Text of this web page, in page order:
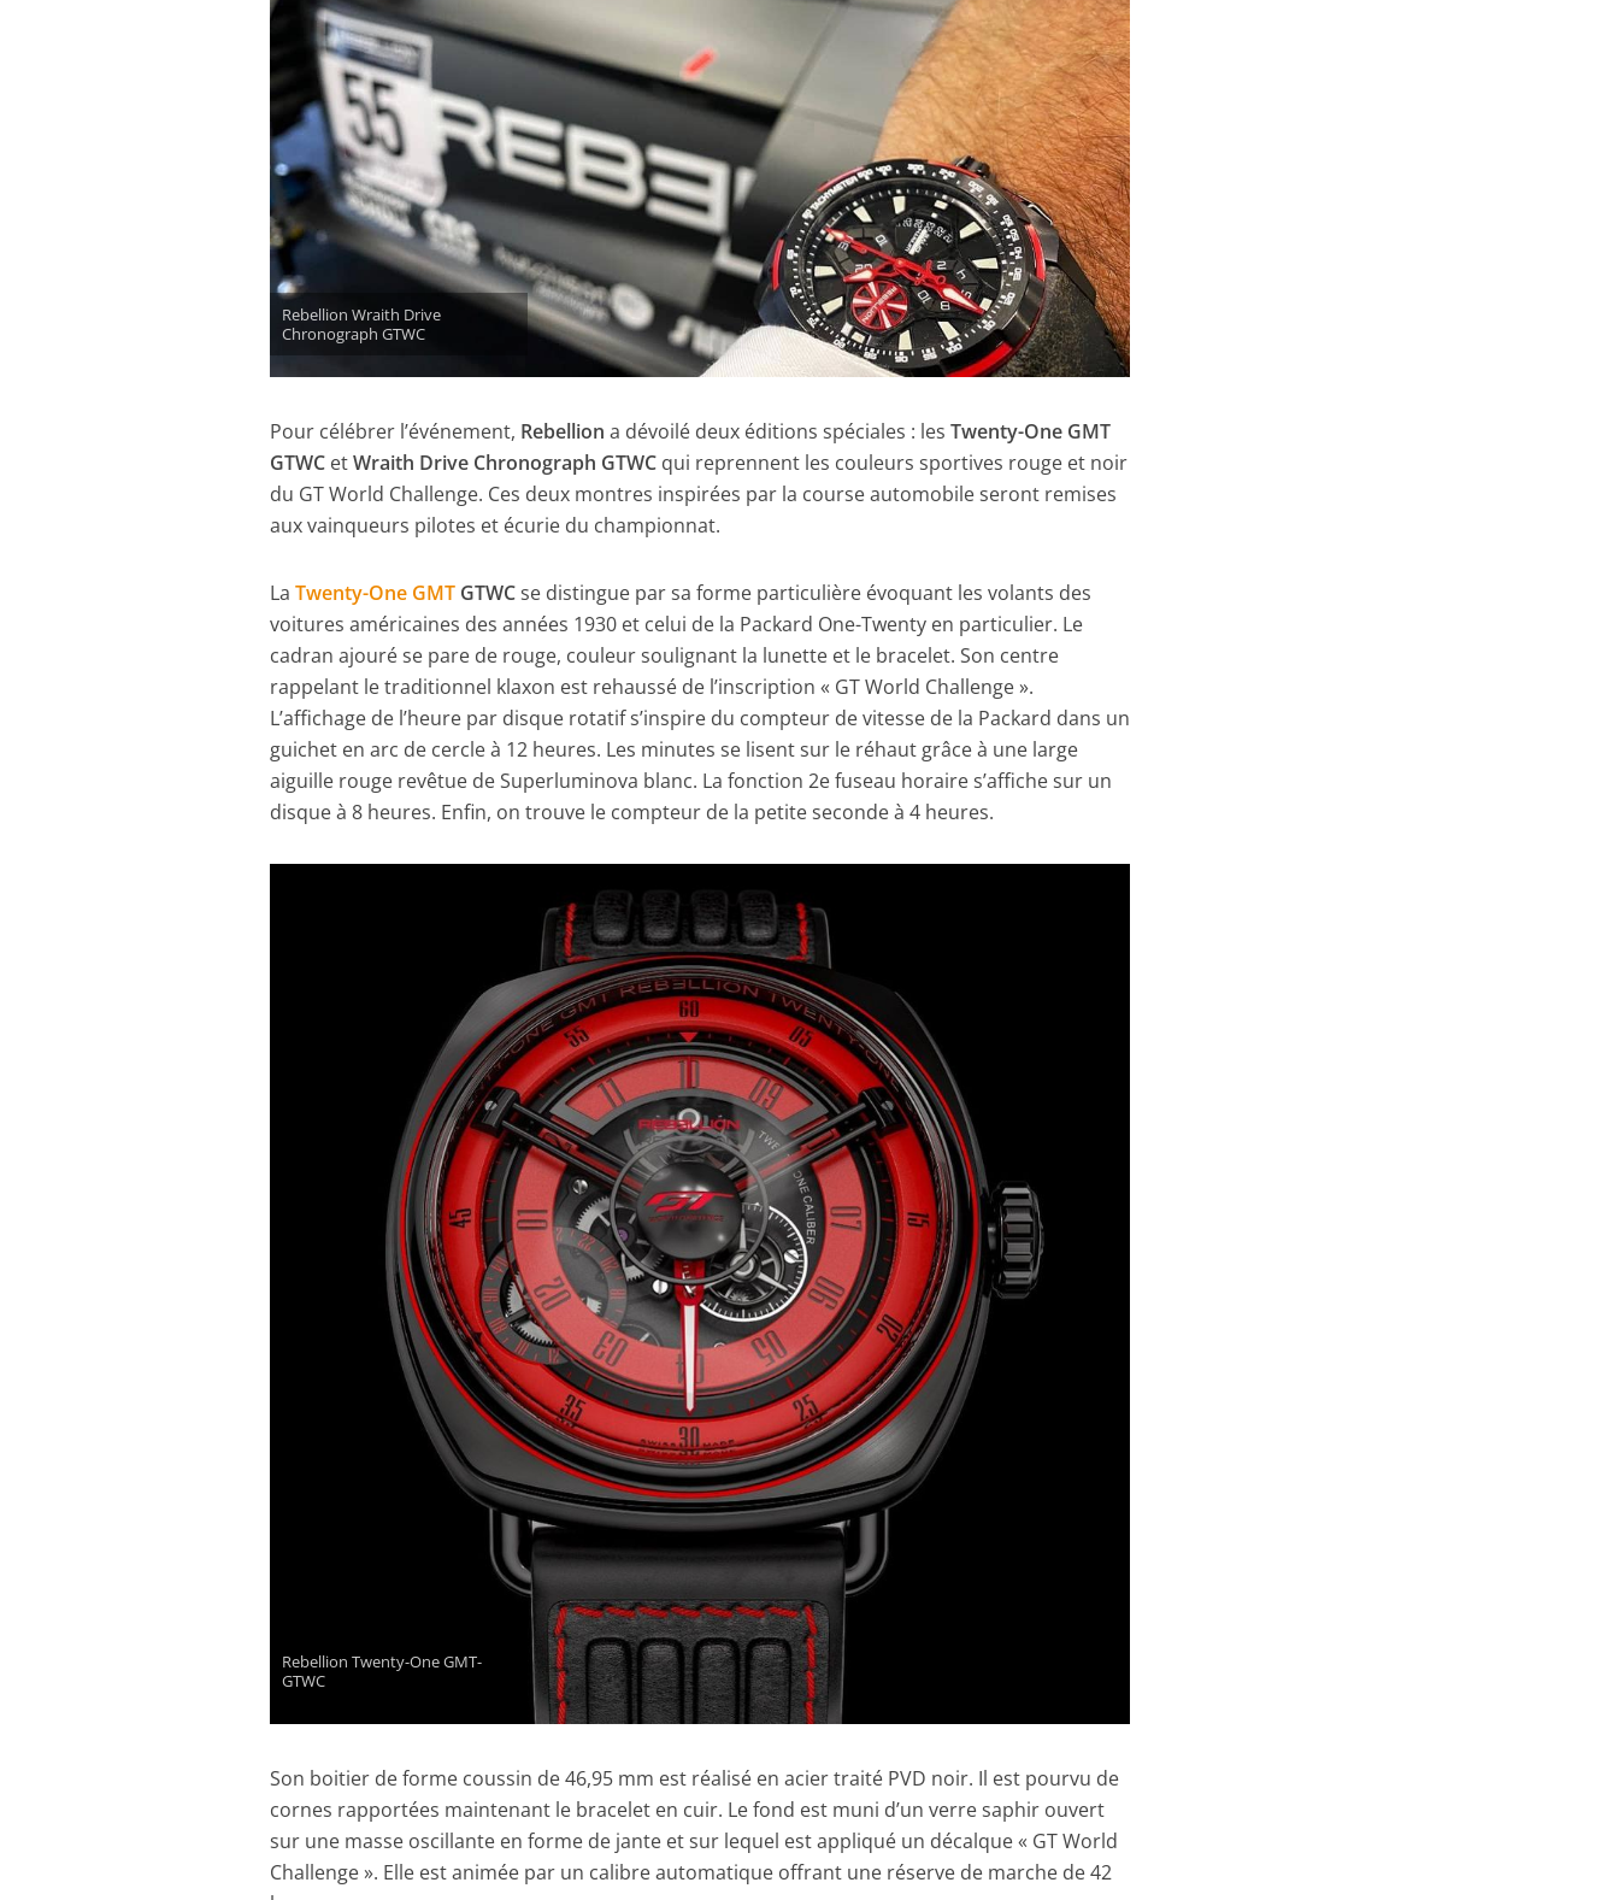
Rebellion Wraith Drive
Chronograph GTWC
Pour célébrer l’événement, Rebellion a dévoilé deux éditions spéciales : lesTwenty-One GMT
GTWC etWraith Drive Chronograph GTWC qui reprennent les couleurs sportives rouge et noir
du GT World Challenge. Ces deux montres inspirées par la course automobile seront remises
aux vainqueurs pilotes et écurie du championnat.
LaTwenty-One GMT GTWCse distingue par sa forme particulière évoquant les volants des
voitures américaines des années 1930 et celui de la Packard One-Twenty en particulier. Le
cadran ajouré se pare de rouge, couleur soulignant la lunette et le bracelet. Son centre
rappelant le traditionnel klaxon est rehaussé de l’inscription « GT World Challenge ».
L’affichage de l’heure par disque rotatif s’inspire du compteur de vitesse de la Packard dans un
guichet en arc de cercle à 12 heures. Les minutes se lisent sur le réhaut grâce à une large
aiguille rouge revêtue de Superluminova blanc. La fonction 2e fuseau horaire s’affiche sur un
disque à 8 heures. Enfin, on trouve le compteur de la petite seconde à 4 heures.
Rebellion Twenty-One GMT-
GTWC
Son boitier de forme coussin de 46,95 mm est réalisé en acier traité PVD noir. Il est pourvu de
cornes rapportées maintenant le bracelet en cuir. Le fond est muni d’un verre saphir ouvert
sur une masse oscillante en forme de jante et sur lequel est appliqué un décalque « GT World
Challenge ». Elle est animée par un calibre automatique offrant une réserve de marche de 42